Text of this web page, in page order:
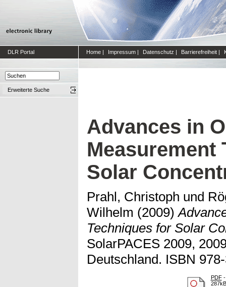
DLR Portal Home | Impressum | Datenschutz | Barrierefreiheit |
Erweiterte Suche
Advances in
Measurement
Solar
Prahl, Christoph und
Wilhelm (2009)
Techniques for Solar
SolarPACES 2009,
Deutschland. ISBN
PDF-
287kB